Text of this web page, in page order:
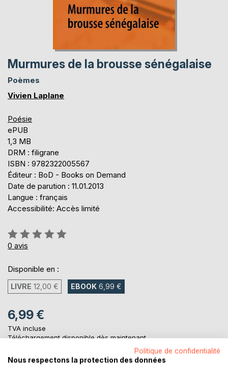
Murmures de la brousse sénégalaise
Poèmes
Vivien Laplane
Poésie
ePUB
1,3 MB
DRM : filigrane
ISBN : 9782322005567
Éditeur : BoD - Books on Demand
Date de parution : 11.01.2013
Langue : français
Accessibilité: Accès limité
Évaluation:
0%
0 avis
Disponible en :
LIVRE 12,00 € EBOOK 6,99 €
6,99 €
TVA incluse
Téléchargement disponible dès maintenant
Politique de confidentialité
Nous respectons la protection des données